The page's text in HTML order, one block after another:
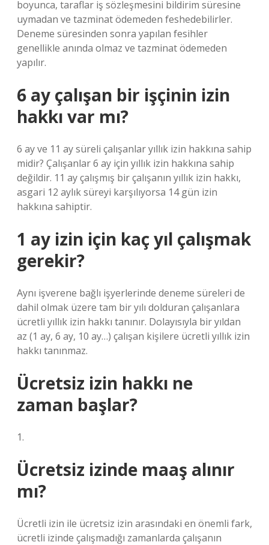
boyunca, taraflar iş sözleşmesini bildirim süresine
uymadan ve tazminat ödemeden feshedebilirler.
Deneme süresinden sonra yapılan fesihler
genellikle anında olmaz ve tazminat ödemeden
yapılır.
6 ay çalışan bir işçinin izin
hakkı var mı?
6 ay ve 11 ay süreli çalışanlar yıllık izin hakkına sahip
midir? Çalışanlar 6 ay için yıllık izin hakkına sahip
değildir. 11 ay çalışmış bir çalışanın yıllık izin hakkı,
asgari 12 aylık süreyi karşılıyorsa 14 gün izin
hakkına sahiptir.
1 ay izin için kaç yıl çalışmak
gerekir?
Aynı işverene bağlı işyerlerinde deneme süreleri de
dahil olmak üzere tam bir yılı dolduran çalışanlara
ücretli yıllık izin hakkı tanınır. Dolayısıyla bir yıldan
az (1 ay, 6 ay, 10 ay…) çalışan kişilere ücretli yıllık izin
hakkı tanınmaz.
Ücretsiz izin hakkı ne
zaman başlar?
1.
Ücretsiz izinde maaş alınır
mı?
Ücretli izin ile ücretsiz izin arasındaki en önemli fark,
ücretli izinde çalışmadığı zamanlarda çalışanın